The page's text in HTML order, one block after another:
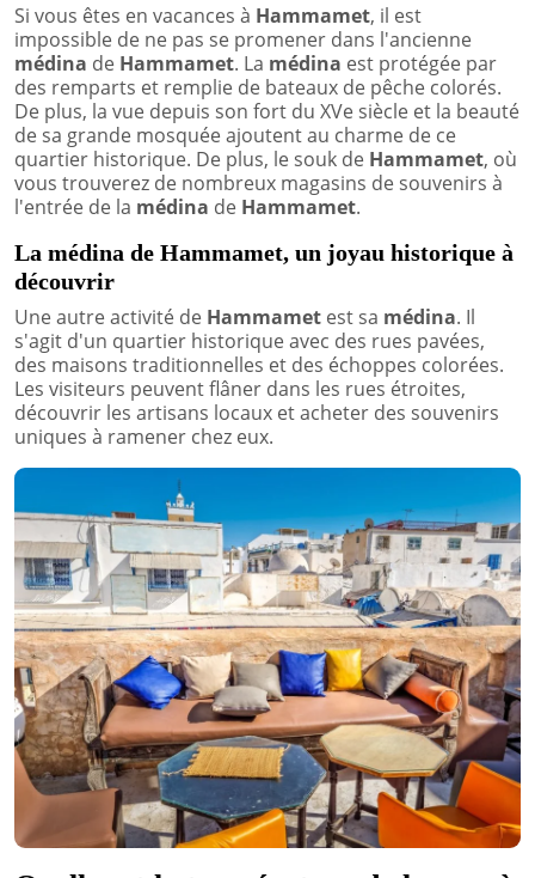
Si vous êtes en vacances à Hammamet, il est
impossible de ne pas se promener dans l'ancienne
médina de Hammamet. La médina est protégée par
des remparts et remplie de bateaux de pêche colorés.
De plus, la vue depuis son fort du XVe siècle et la beauté
de sa grande mosquée ajoutent au charme de ce
quartier historique. De plus, le souk de Hammamet, où
vous trouverez de nombreux magasins de souvenirs à
l'entrée de la médina de Hammamet.
La médina de Hammamet, un joyau historique à
découvrir
Une autre activité de Hammamet est sa médina. Il
s'agit d'un quartier historique avec des rues pavées,
des maisons traditionnelles et des échoppes colorées.
Les visiteurs peuvent flâner dans les rues étroites,
découvrir les artisans locaux et acheter des souvenirs
uniques à ramener chez eux.